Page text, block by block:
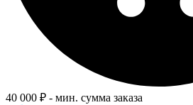
40 000 ₽ - мин. сумма заказа